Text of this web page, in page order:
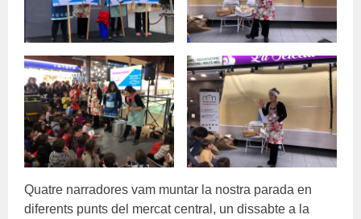
Quatre narradores vam muntar la nostra parada en
diferents punts del mercat central, un dissabte a la